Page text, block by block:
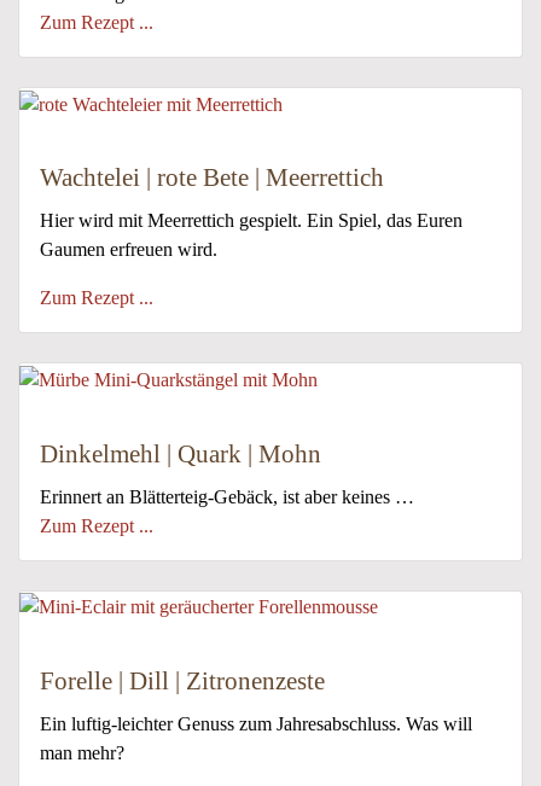
Zum Rezept ...
Wachtelei | rote Bete | Meerrettich
Hier wird mit Meerrettich gespielt. Ein Spiel, das Euren
Gaumen erfreuen wird.
Zum Rezept ...
Dinkelmehl | Quark | Mohn
Erinnert an Blätterteig-Gebäck, ist aber keines …
Zum Rezept ...
Forelle | Dill | Zitronenzeste
Ein luftig-leichter Genuss zum Jahresabschluss. Was will
man mehr?